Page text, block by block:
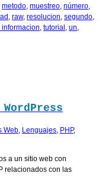
metodo muestreo número
raw, resolucion segundo
tutorial un
Web Lenguajes PHP,
a un sitio web con
relacionados con las